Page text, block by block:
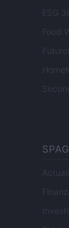
ESG
Food